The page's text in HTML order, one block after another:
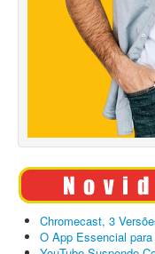
Chromecast, 3
O App Essencial